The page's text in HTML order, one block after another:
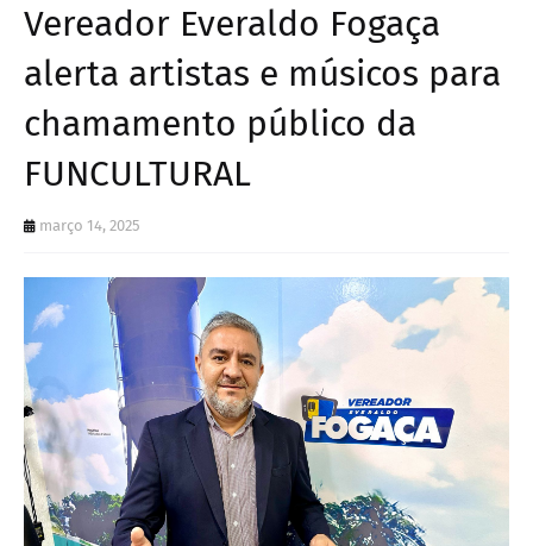
Vereador Everaldo Fogaça
alerta artistas e músicos para
chamamento público da
FUNCULTURAL
março 14, 2025